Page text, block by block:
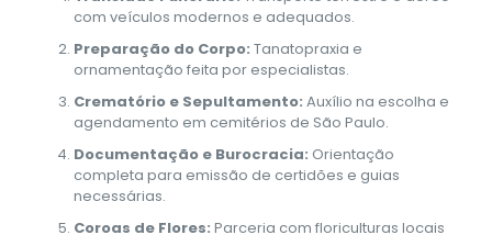
com veículos modernos e adequados.
Preparação do Corpo: Tanatopraxia e
ornamentação feita por especialistas.
Crematório e Sepultamento: Auxílio na escolha e
agendamento em cemitérios de São Paulo.
Documentação e Burocracia: Orientação
completa para emissão de certidões e guias
necessárias.
Coroas de Flores: Parceria com floriculturas locais